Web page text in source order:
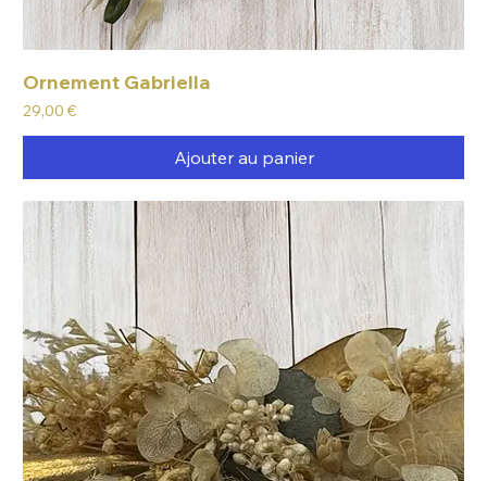
Ornement Gabriella
Prix
29,00 €
Ajouter au panier